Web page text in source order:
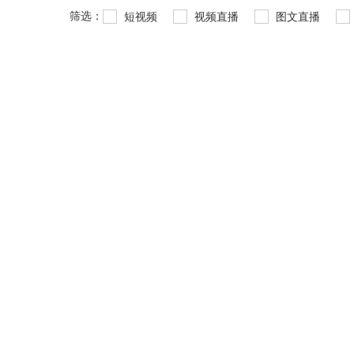
筛选： 短视频 视频直播 图文直播